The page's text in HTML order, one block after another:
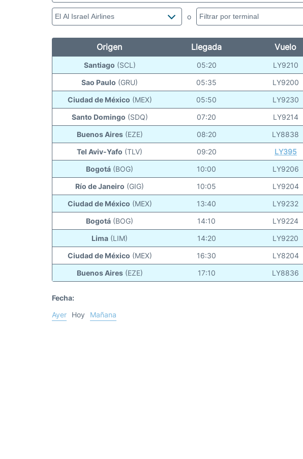
o
Origen Llegada Vuelo
Santiago (SCL) 05:20 LY9210
Sao Paulo (GRU) 05:35 LY9200
Ciudad de México (MEX) 05:50 LY9230
Santo Domingo (SDQ) 07:20 LY9214
Buenos Aires (EZE) 08:20 LY8838
Tel Aviv-Yafo (TLV) 09:20 LY395
Bogotá (BOG) 10:00 LY9206
Río de Janeiro (GIG) 10:05 LY9204
Ciudad de México (MEX) 13:40 LY9232
Bogotá (BOG) 14:10 LY9224
Lima (LIM) 14:20 LY9220
Ciudad de México (MEX) 16:30 LY8204
Buenos Aires (EZE) 17:10 LY8836
Fecha:
Ayer
Hoy Mañana